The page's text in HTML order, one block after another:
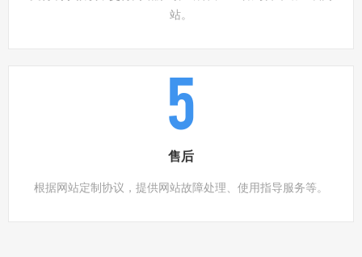
站。
5
售后
根据网站定制协议，提供网站故障处理、使用指导服务等。